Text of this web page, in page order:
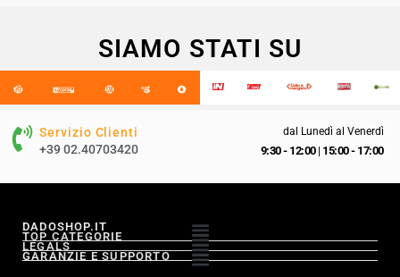
SIAMO STATI SU
Servizio Clienti
+39 02.40703420
dal Lunedì al Venerdì
9:30 - 12:00| 15:00 - 17:00
DADOSHOP.IT
TOP CATEGORIE
LEGALS
GARANZIE E SUPPORTO